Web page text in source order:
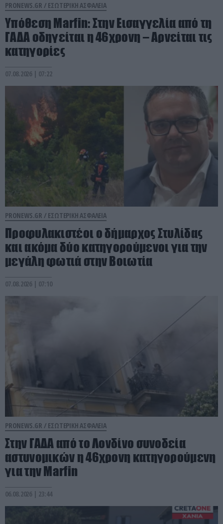
PRONEWS.GR / ΕΣΩΤΕΡΙΚΗ ΑΣΦΑΛΕΙΑ
Υπόθεση Marfin: Στην Εισαγγελία από τη
ΓΑΔΑ οδηγείται η 46χρονη – Aρνείται τις
κατηγορίες
07.08.2026 | 07:22
PRONEWS.GR / ΕΣΩΤΕΡΙΚΗ ΑΣΦΑΛΕΙΑ
Προφυλακιστέοι ο δήμαρχος Στυλίδας
και ακόμα δύο κατηγορούμενοι για την
μεγάλη φωτιά στην Βοιωτία
07.08.2026 | 07:10
PRONEWS.GR / ΕΣΩΤΕΡΙΚΗ ΑΣΦΑΛΕΙΑ
Στην ΓΑΔΑ από το Λονδίνο συνοδεία
αστυνομικών η 46χρονη κατηγορούμενη
για την Marfin
06.08.2026 | 23:44